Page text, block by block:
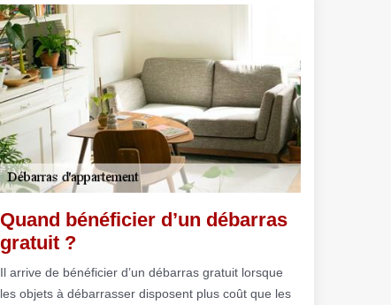
Quand bénéficier d’un débarras
gratuit ?
Il arrive de bénéficier d’un débarras gratuit lorsque
les objets à débarrasser disposent plus coût que les